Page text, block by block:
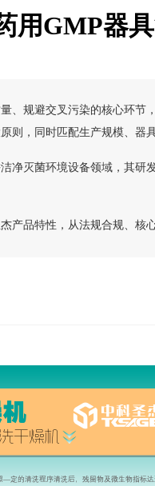
用GMP器
、规避交叉污染的核心环节
则，同时匹配生产规模、器
净灭菌环境设备领域，其研
产品特性，从法规合规、核